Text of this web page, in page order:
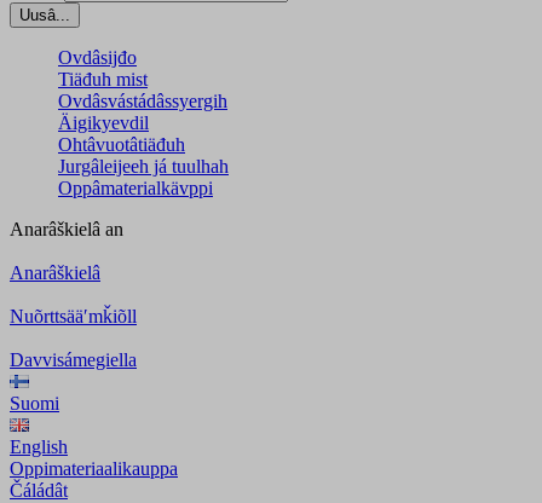
Uusâ...
Ovdâsijđo
Tiäđuh mist
Ovdâsvástádâssyergih
Äigikyevdil
Ohtâvuotâtiäđuh
Jurgâleijeeh já tuulhah
Oppâmaterialkävppi
Anarâškielâ an
Anarâškielâ
Nuõrttsääʹmǩiõll
Davvisámegiella
Suomi
English
Oppimateriaalikauppa
Čáládât